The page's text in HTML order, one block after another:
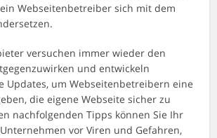
Webseitenbetreiber sich mit dem
versuchen immer wieder den
und entwickeln
Updates, um Webseitenbetreibern eine
die eigene Webseite sicher zu
nachfolgenden Tipps können Sie Ihr
vor Viren und Gefahren,